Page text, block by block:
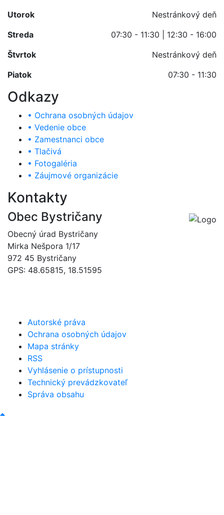
Utorok
Nestránkový deň
Streda
07:30 - 11:30 | 12:30 - 16:00
Štvrtok
Nestránkový deň
Piatok
07:30 - 11:30
Odkazy
• Ochrana osobných údajov
• Vedenie obce
• Zamestnanci obce
• Tlačivá
• Fotogaléria
• Záujmové organizácie
Kontakty
Obec Bystričany
Obecný úrad Bystričany
Mirka Nešpora 1/17
972 45 Bystričany
GPS: 48.65815, 18.51595
Autorské práva
Ochrana osobných údajov
Mapa stránky
RSS
Vyhlásenie o prístupnosti
Technický prevádzkovateľ
Správa obsahu